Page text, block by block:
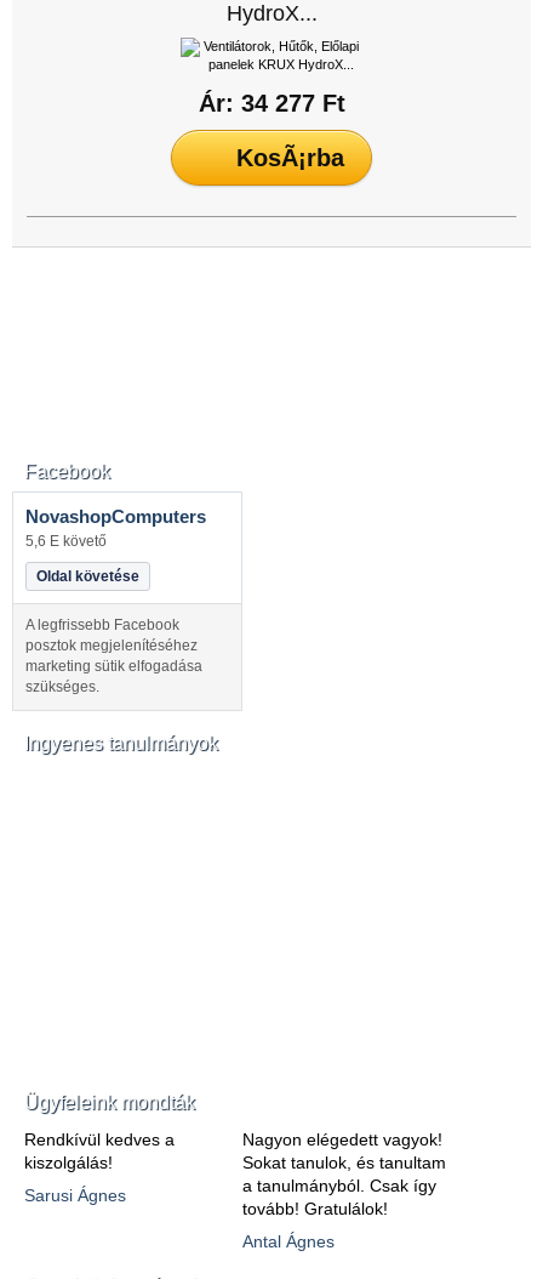
HydroX...
Ár: 34 277 Ft
Facebook
NovashopComputers
5,6 E követő
Oldal követése
A legfrissebb Facebook
posztok megjelenítéséhez
marketing sütik elfogadása
szükséges.
Ingyenes tanulmányok
Ügyfeleink mondták
Rendkívül kedves a
kiszolgálás!
Sarusi Ágnes
Nagyon elégedett vagyok!
Sokat tanulok, és tanultam
a tanulmányból. Csak így
tovább! Gratulálok!
Antal Ágnes